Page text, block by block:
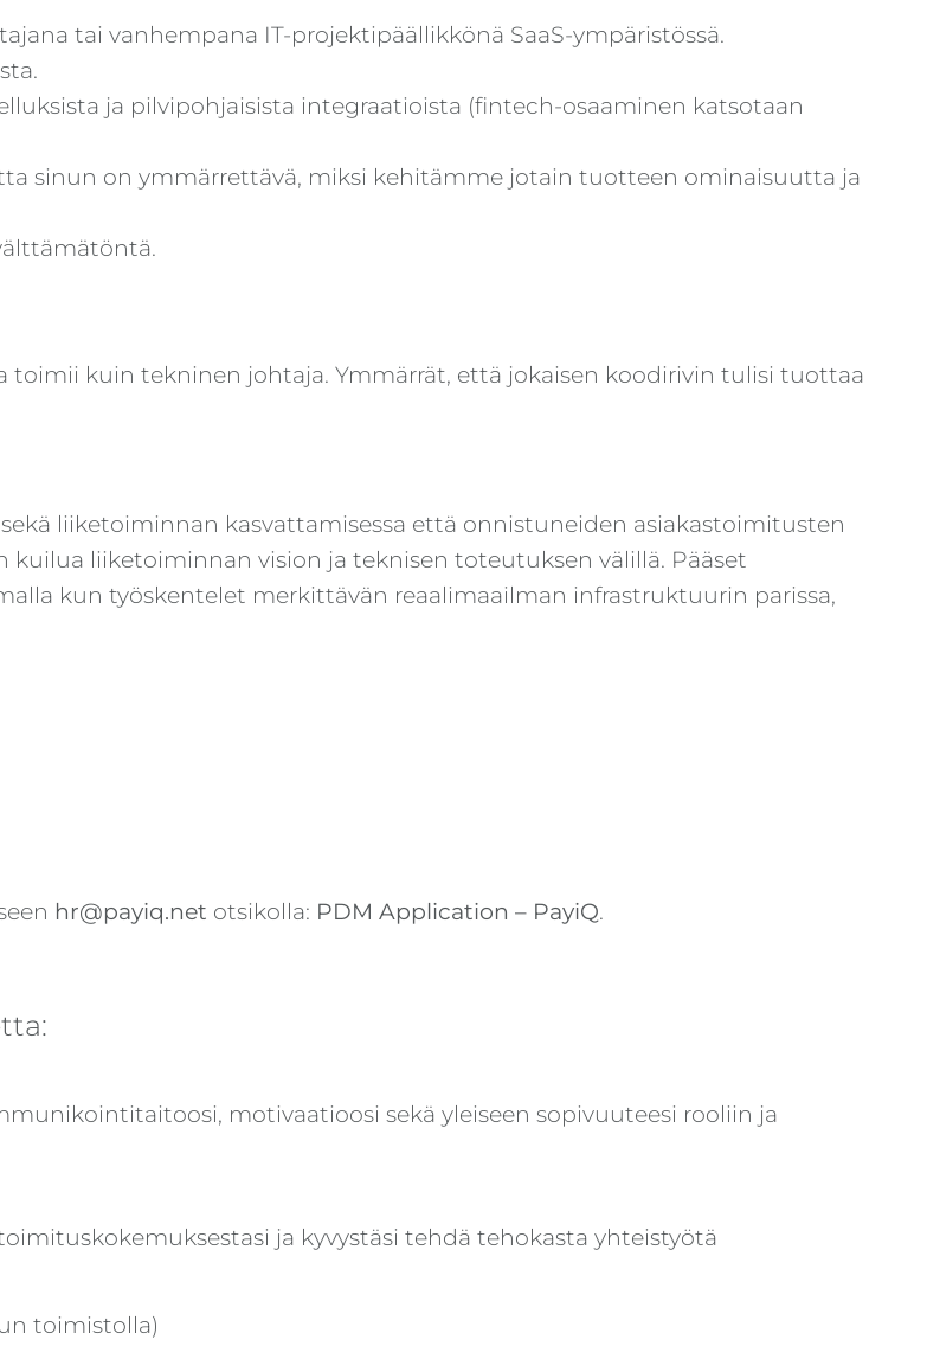
tai vanhempana IT-projektipäällikkönä SaaS-ympäristössä.
ja pilvipohjaisista integraatioista (fintech-osaaminen katsotaan
sinun on ymmärrettävä, miksi kehitämme jotain tuotteen ominaisuutta ja
kuin tekninen johtaja. Ymmärrät, että jokaisen koodirivin tulisi tuottaa
liiketoiminnan kasvattamisessa että onnistuneiden asiakastoimitusten
liiketoiminnan vision ja teknisen toteutuksen välillä. Pääset
kun työskentelet merkittävän reaalimaailman infrastruktuurin parissa,
hr@payiq.net otsikolla: PDM Application – PayiQ.
motivaatioosi sekä yleiseen sopivuuteesi rooliin ja
ja kyvystäsi tehdä tehokasta yhteistyötä
toimistolla)